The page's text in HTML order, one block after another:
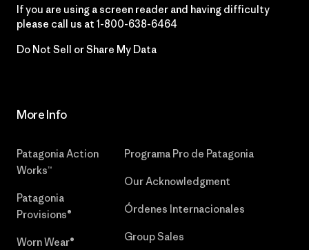
If you are using a screen reader and having difficulty
please call us at 1-800-638-6464
Do Not Sell or Share My Data
More Info
Patagonia Action
Works™
Patagonia
Provisions®
Worn Wear®
Programa Pro de Patagonia
Our Acknowledgment
Órdenes Internacionales
Group Sales